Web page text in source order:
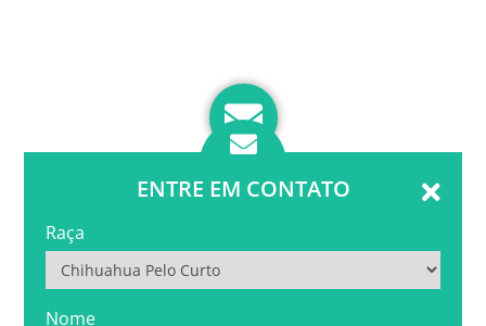
ENTRE EM CONTATO
Raça
Nome